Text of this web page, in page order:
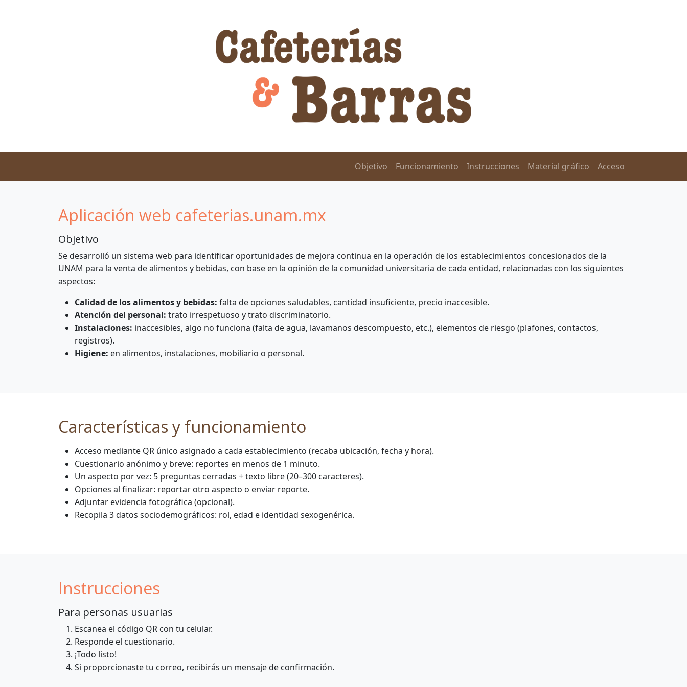
Objetivo Funcionamiento Instrucciones Material gráfico Acceso
Aplicación web cafeterias.unam.mx
Objetivo
Se desarrolló un sistema web para identificar oportunidades de mejora continua en la operación de los establecimientos concesionados de la
UNAM para la venta de alimentos y bebidas, con base en la opinión de la comunidad universitaria de cada entidad, relacionadas con los siguientes
aspectos:
Calidad de los alimentos y bebidas: falta de opciones saludables, cantidad insuficiente, precio inaccesible.
Atención del personal: trato irrespetuoso y trato discriminatorio.
Instalaciones: inaccesibles, algo no funciona (falta de agua, lavamanos descompuesto, etc.), elementos de riesgo (plafones, contactos,
registros).
Higiene: en alimentos, instalaciones, mobiliario o personal.
Características y funcionamiento
Acceso mediante QR único asignado a cada establecimiento (recaba ubicación, fecha y hora).
Cuestionario anónimo y breve: reportes en menos de 1 minuto.
Un aspecto por vez: 5 preguntas cerradas + texto libre (20–300 caracteres).
Opciones al finalizar: reportar otro aspecto o enviar reporte.
Adjuntar evidencia fotográfica (opcional).
Recopila 3 datos sociodemográficos: rol, edad e identidad sexogenérica.
Instrucciones
Para personas usuarias
Escanea el código QR con tu celular.
Responde el cuestionario.
¡Todo listo!
Si proporcionaste tu correo, recibirás un mensaje de confirmación.